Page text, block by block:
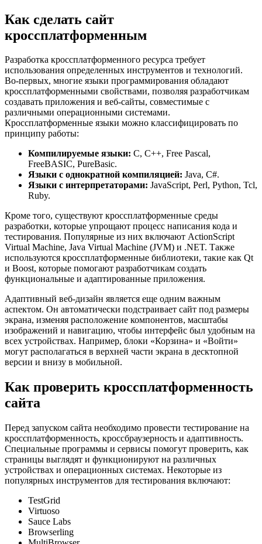
Как сделать сайт
кроссплатформенным
Разработка кроссплатформенного ресурса требует
использования определенных инструментов и технологий.
Во-первых, многие языки программирования обладают
кроссплатформенными свойствами, позволяя разработчикам
создавать приложения и веб-сайты, совместимые с
различными операционными системами.
Кроссплатформенные языки можно классифицировать по
принципу работы:
Компилируемые языки: C, C++, Free Pascal,
FreeBASIC, PureBasic.
Языки с однократной компиляцией: Java, C#.
Языки с интерпретаторами: JavaScript, Perl, Python, Tcl,
Ruby.
Кроме того, существуют кроссплатформенные среды
разработки, которые упрощают процесс написания кода и
тестирования. Популярные из них включают ActionScript
Virtual Machine, Java Virtual Machine (JVM) и .NET. Также
используются кроссплатформенные библиотеки, такие как Qt
и Boost, которые помогают разработчикам создать
функциональные и адаптированные приложения.
Адаптивный веб-дизайн является еще одним важным
аспектом. Он автоматически подстраивает сайт под размеры
экрана, изменяя расположение компонентов, масштабы
изображений и навигацию, чтобы интерфейс был удобным на
всех устройствах. Например, блоки «Корзина» и «Войти»
могут располагаться в верхней части экрана в десктопной
версии и внизу в мобильной.
Как проверить кроссплатформенность
сайта
Перед запуском сайта необходимо провести тестирование на
кроссплатформенность, кроссбраузерность и адаптивность.
Специальные программы и сервисы помогут проверить, как
страницы выглядят и функционируют на различных
устройствах и операционных системах. Некоторые из
популярных инструментов для тестирования включают:
TestGrid
Virtuoso
Sauce Labs
Browserling